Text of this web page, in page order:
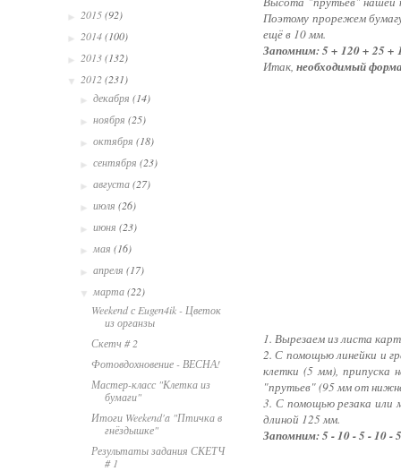
Поэтому прорежем
ещё в 10 мм.
Запомним: 5 + 120 + 25 +
Итак, необходимый
1. Вырезаем из листа
2. С помощью линейки и
клетки (5 мм), припуска
"прутьев" (95 мм от
3. С помощью резака или
длиной 125 мм.
Запомним: 5 - 10 - 5 - 10 -
► 2015(92)
► 2014(100)
► 2013(132)
▼ 2012(231)
►декабря(14)
►ноября(25)
►октября(18)
►сентября(23)
►августа(27)
►июля(26)
►июня(23)
►мая(16)
►апреля(17)
▼марта(22)
Weekend с Eugen4ik - Цветок
из органзы
Скетч # 2
Фотовдохновение - ВЕСНА!
Мастер-класс "Клетка из
бумаги"
Итоги Weekend'a "Птичка в
гнёздышке"
Результаты задания СКЕТЧ
# 1